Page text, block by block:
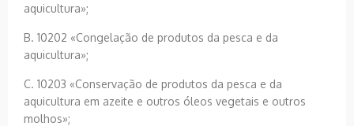
aquicultura»;
B. 10202 «Congelação de produtos da pesca e da
aquicultura»;
C. 10203 «Conservação de produtos da pesca e da
aquicultura em azeite e outros óleos vegetais e outros
molhos»;